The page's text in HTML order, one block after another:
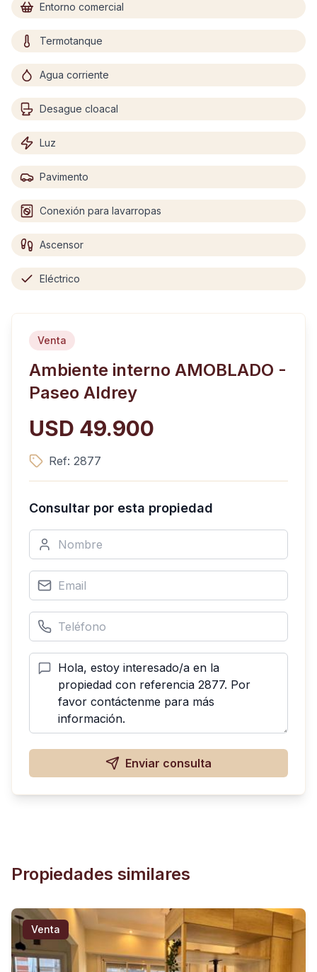
Entorno comercial
Termotanque
Agua corriente
Desague cloacal
Luz
Pavimento
Conexión para lavarropas
Ascensor
Eléctrico
Venta
Ambiente interno AMOBLADO -
Paseo Aldrey
USD 49.900
Ref: 2877
Consultar por esta propiedad
Enviar consulta
Propiedades similares
Venta